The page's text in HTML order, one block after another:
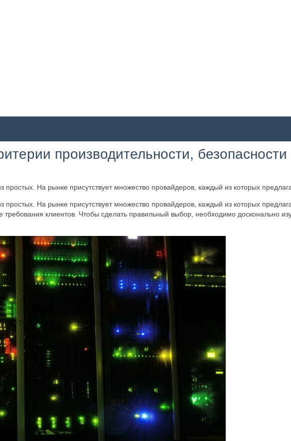
производительности,
На рынке присутствует множество провайдеров, каждый из которых
На рынке присутствует множество провайдеров, каждый из которых
клиентов. Чтобы сделать правильный выбор, необходимо досконально